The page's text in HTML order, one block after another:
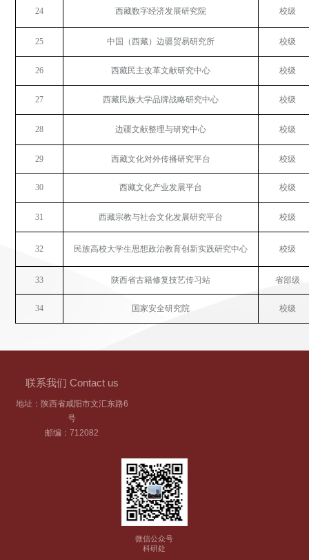
24 西藏数字经济发展研究院 校级
25 中国（西藏）边疆贸易研究所 校级
26 西藏民主改革文献研究中心 校级
27 西藏民族大学品牌战略研究中心 校级
28 边疆文献整理与研究中心 校级
29 西藏文化对外传播研究平台 校级
30 西藏文化产业发展平台 校级
31 西藏宗教与社会文化发展研究平台 校级
32 民族高校大学生思想政治教育创新实践研究中心 校级
33 陕西省古籍修复技艺传习站 省部级
34 国家安全研究院 校级
联系我们 Contact us
地址：陕西省咸阳市文汇东路6
号
邮编：712082
微信公众号
科研处